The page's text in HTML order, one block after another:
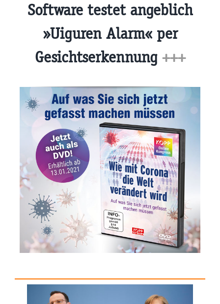
Software testet angeblich
»Uiguren Alarm« per
Gesichtserkennung +++